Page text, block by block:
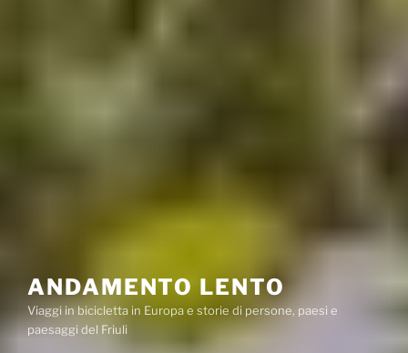
ANDAMENTO LENTO
Viaggi in bicicletta in Europa e storie di persone, paesi e
paesaggi del Friuli